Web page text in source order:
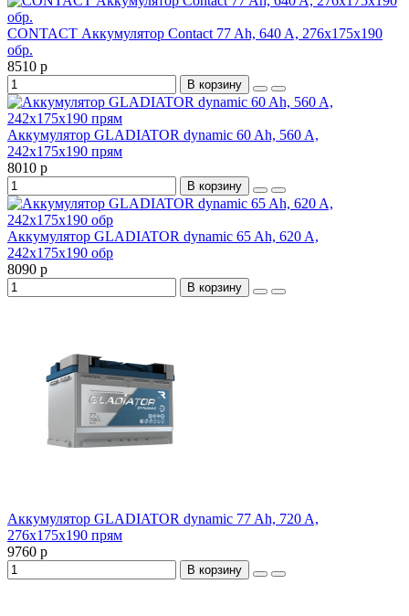
CONTACT Аккумулятор Contact 77 Ah, 640 A, 276x175x190
обр.
8510 р
В корзину
Аккумулятор GLADIATOR dynamic 60 Ah, 560 A,
242x175x190 прям
8010 р
В корзину
Аккумулятор GLADIATOR dynamic 65 Ah, 620 A,
242x175x190 обр
8090 р
В корзину
Аккумулятор GLADIATOR dynamic 77 Ah, 720 A,
276x175x190 прям
9760 р
В корзину